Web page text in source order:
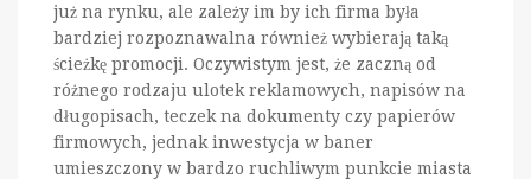
już na rynku, ale zależy im by ich firma była
bardziej rozpoznawalna również wybierają taką
ścieżkę promocji. Oczywistym jest, że zaczną od
różnego rodzaju ulotek reklamowych, napisów na
długopisach, teczek na dokumenty czy papierów
firmowych, jednak inwestycja w baner
umieszczony w bardzo ruchliwym punkcie miasta